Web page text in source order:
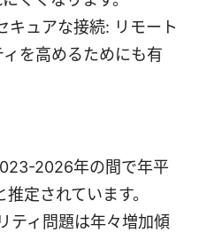
キュアな接続: リモート
を高めるためにも有
2026年の間で年平
定されています。
ティ問題は年々増加傾